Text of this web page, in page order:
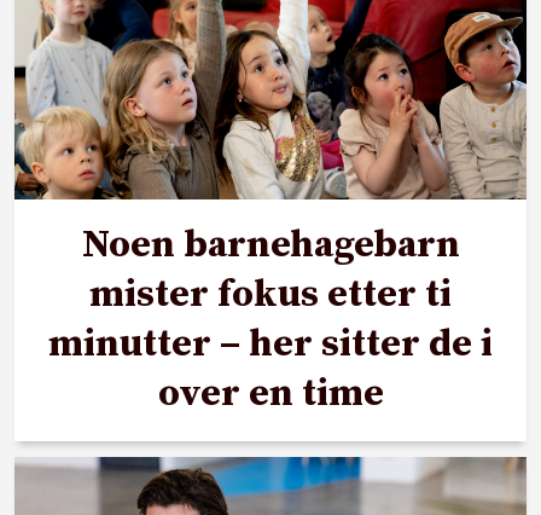
Noen barnehagebarn
mister fokus etter ti
minutter – her sitter de i
over en time